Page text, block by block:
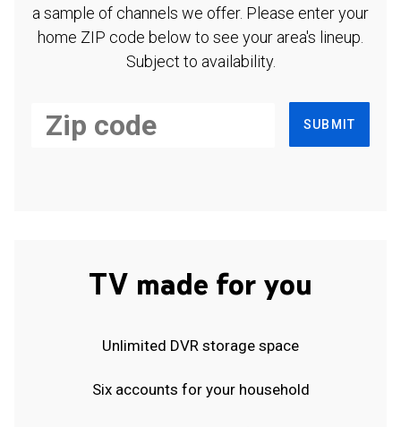
a sample of channels we offer. Please enter your
home ZIP code below to see your area's lineup.
Subject to availability.
SUBMIT
TV made for you
Unlimited DVR storage space
Six accounts for your household